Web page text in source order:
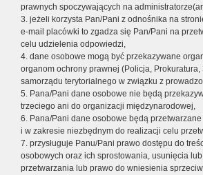
prawnych spoczywających na
3. jeżeli korzysta Pan/Pani z odnośnika na
e-mail placówki to zgadza się Pan/Pani na
celu udzielenia odpowiedzi,
4. dane osobowe mogą być przekazywane
organom ochrony prawnej (Policja,
samorządu terytorialnego w związku z
5. Pana/Pani dane osobowe nie będą
trzeciego ani do organizacji międzynarodowej,
6. Pana/Pani dane osobowe będą przetwarzane
i w zakresie niezbędnym do realizacji celu
7. przysługuje Panu/Pani prawo dostępu do
osobowych oraz ich sprostowania, usunięcia
przetwarzania lub prawo do wniesienia